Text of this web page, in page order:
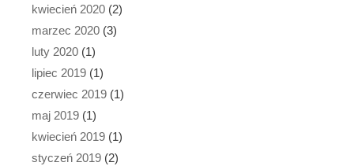
kwiecień 2020 (2)
marzec 2020 (3)
luty 2020 (1)
lipiec 2019 (1)
czerwiec 2019 (1)
maj 2019 (1)
kwiecień 2019 (1)
styczeń 2019 (2)